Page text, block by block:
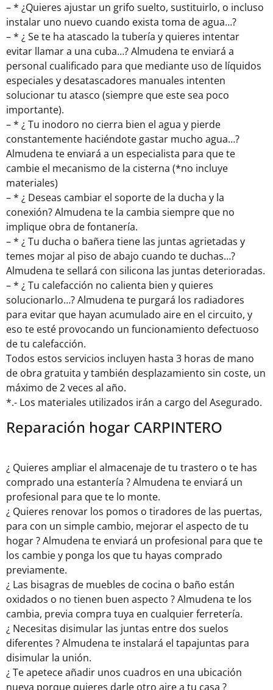
– * ¿Quieres ajustar un grifo suelto, sustituirlo, o incluso
instalar uno nuevo cuando exista toma de agua…?
– * ¿ Se te ha atascado la tubería y quieres intentar
evitar llamar a una cuba…? Almudena te enviará a
personal cualificado para que mediante uso de líquidos
especiales y desatascadores manuales intenten
solucionar tu atasco (siempre que este sea poco
importante).
– * ¿ Tu inodoro no cierra bien el agua y pierde
constantemente haciéndote gastar mucho agua…?
Almudena te enviará a un especialista para que te
cambie el mecanismo de la cisterna (*no incluye
materiales)
– * ¿ Deseas cambiar el soporte de la ducha y la
conexión? Almudena te la cambia siempre que no
implique obra de fontanería.
– * ¿ Tu ducha o bañera tiene las juntas agrietadas y
temes mojar al piso de abajo cuando te duchas…?
Almudena te sellará con silicona las juntas deterioradas.
– * ¿ Tu calefacción no calienta bien y quieres
solucionarlo…? Almudena te purgará los radiadores
para evitar que hayan acumulado aire en el circuito, y
eso te esté provocando un funcionamiento defectuoso
de tu calefacción.
Todos estos servicios incluyen hasta 3 horas de mano
de obra gratuita y también desplazamiento sin coste, un
máximo de 2 veces al año.
*.- Los materiales utilizados irán a cargo del Asegurado.
Reparación hogar CARPINTERO
¿ Quieres ampliar el almacenaje de tu trastero o te has
comprado una estantería ? Almudena te enviará un
profesional para que te lo monte.
¿ Quieres renovar los pomos o tiradores de las puertas,
para con un simple cambio, mejorar el aspecto de tu
hogar ? Almudena te enviará un profesional para que te
los cambie y ponga los que tu hayas comprado
previamente.
¿ Las bisagras de muebles de cocina o baño están
oxidados o no tienen buen aspecto ? Almudena te los
cambia, previa compra tuya en cualquier ferretería.
¿ Necesitas disimular las juntas entre dos suelos
diferentes ? Almudena te instalará el tapajuntas para
disimular la unión.
¿ Te apetece añadir unos cuadros en una ubicación
nueva porque quieres darle otro aire a tu casa ?